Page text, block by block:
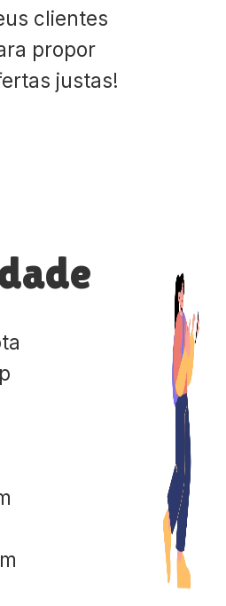
clientes
propor
justas!